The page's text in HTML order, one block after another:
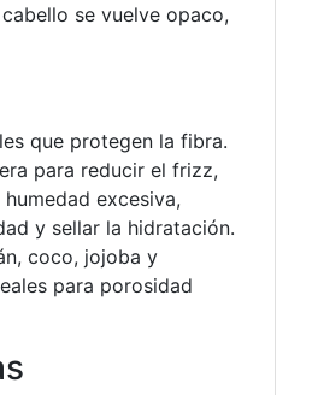
se vuelve opaco,
que protegen la fibra.
para reducir el frizz,
excesiva,
y sellar la hidratación.
coco, jojoba y
para porosidad